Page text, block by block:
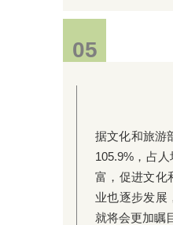
05
据文化和旅游
105.9%，占
富，促进文化
业也逐步发展
就将会更加瞩